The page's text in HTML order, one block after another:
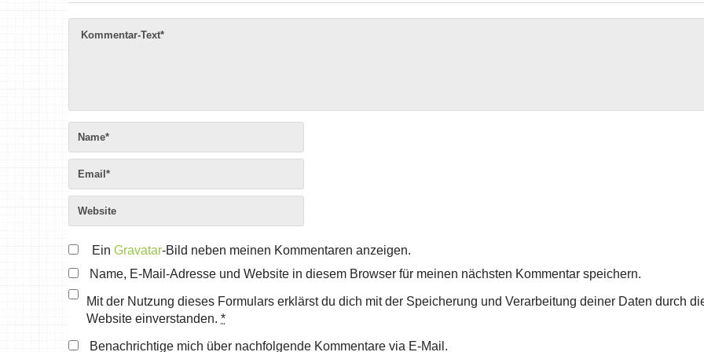
EinGravatar-Bild neben meinen Kommentaren anzeigen.
Name, E-Mail-Adresse und Website in diesem Browser für meinen nächsten Kommentar speichern.
Mit der Nutzung dieses Formulars erklärst du dich mit der Speicherung und Verarbeitung deiner Daten durch
Website einverstanden. *
Benachrichtige mich über nachfolgende Kommentare via E-Mail.